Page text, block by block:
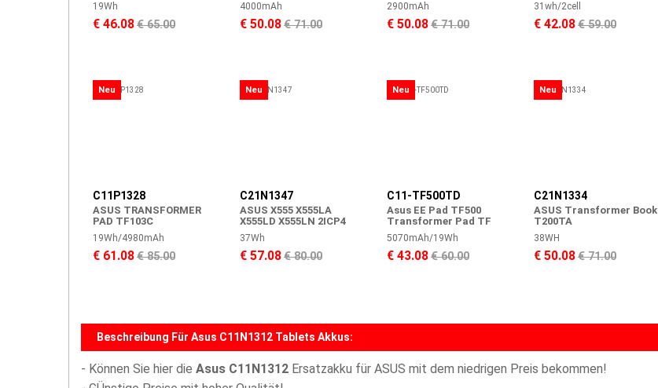
19Wh
€ 46.08€ 65.00
4000mAh
€ 50.08€ 71.00
2900mAh
€ 50.08€ 71.00
31wh/2cell
€ 42.08€ 59.00
Neu
C11P1328
ASUS TRANSFORMER
PAD TF103C
19Wh/4980mAh
€ 61.08€ 85.00
Neu
C21N1347
ASUS X555 X555LA
X555LD X555LN 2ICP4
37Wh
€ 57.08€ 80.00
Neu
C11-TF500TD
Asus EE Pad TF500
Transformer Pad TF
5070mAh/19Wh
€ 43.08€ 60.00
Neu
C21N1334
ASUS Transformer Book
T200TA
38WH
€ 50.08€ 71.00
Beschreibung Für Asus C11N1312 Tablets Akkus:
- Können Sie hier die Asus C11N1312 Ersatzakku für ASUS mit dem niedrigen Preis bekommen!